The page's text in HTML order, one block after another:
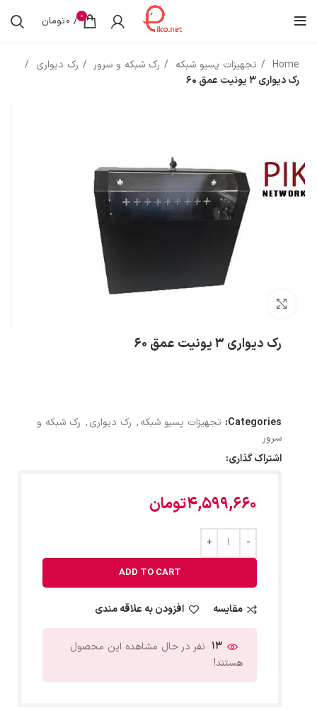
0
/
0تومان
Home تجهیزات پسیو شبکه رک شبکه و سرور
رک دیواری
رک دیواری 3 یونیت عمق 60
رک دیواری 3 یونیت عمق 60
Categories: تجهیزات پسیو شبکه, رک دیواری, رک شبکه و
سرور
اشتراک گذاری:
4,599,660تومان
ADD TO CART
مقایسه افزودن به علاقه مندی
13 نفر در حال مشاهده این محصول
هستند!